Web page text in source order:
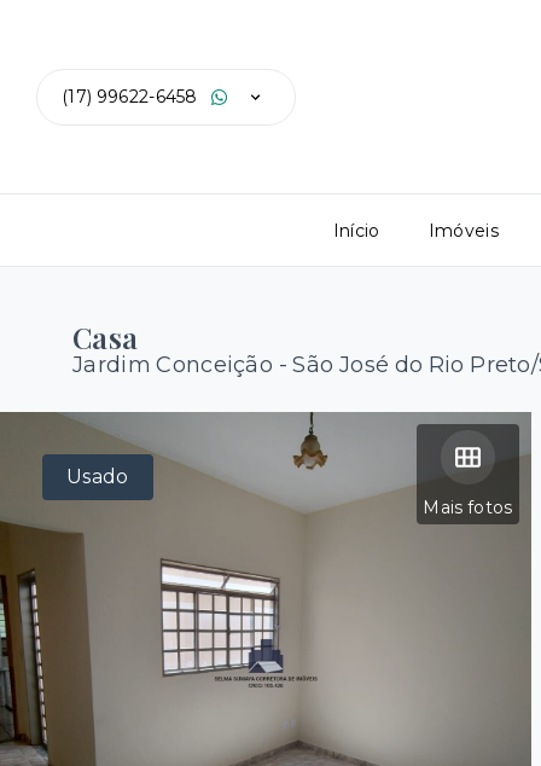
(17) 99622-6458
Início Imóveis
Casa
Jardim Conceição - São José do Rio
Mais fotos
Usado